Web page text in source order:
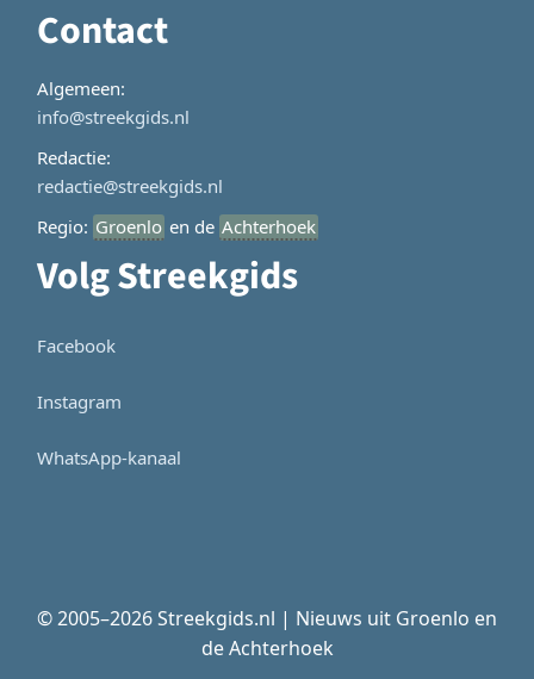
Contact
Algemeen:
info@streekgids.nl
Redactie:
redactie@streekgids.nl
Regio: Groenlo en de Achterhoek
Volg Streekgids
Facebook
Instagram
WhatsApp-kanaal
© 2005–2026 Streekgids.nl | Nieuws uit Groenlo en
de Achterhoek